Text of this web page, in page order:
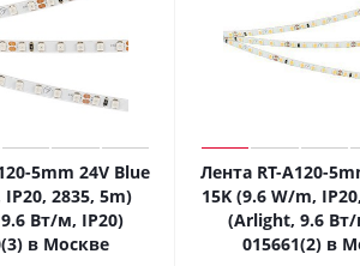
5mm 24V Blue
2835, 5m)
Вт/м, IP20)
в Москве
Лента RT-A120-
15K (9.6 W/m,
(Arlight, 9.6
015661(2) в